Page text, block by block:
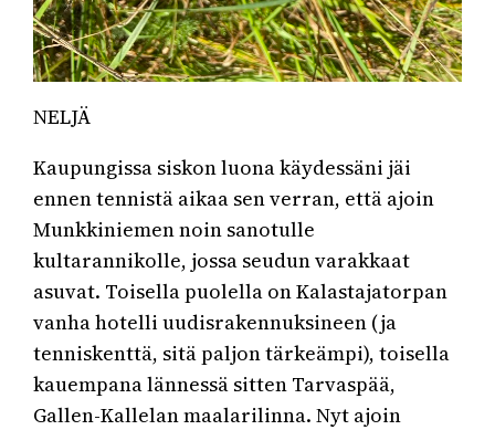
NELJÄ
Kaupungissa siskon luona käydessäni jäi
ennen tennistä aikaa sen verran, että ajoin
Munkkiniemen noin sanotulle
kultarannikolle, jossa seudun varakkaat
asuvat. Toisella puolella on Kalastajatorpan
vanha hotelli uudisrakennuksineen (ja
tenniskenttä, sitä paljon tärkeämpi), toisella
kauempana lännessä sitten Tarvaspää,
Gallen-Kallelan maalarilinna. Nyt ajoin